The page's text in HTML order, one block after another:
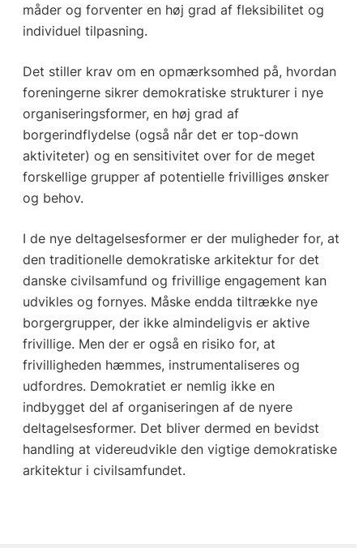
måder og forventer en høj grad af fleksibilitet og
individuel tilpasning.
Det stiller krav om en opmærksomhed på, hvordan
foreningerne sikrer demokratiske strukturer i nye
organiseringsformer, en høj grad af
borgerindflydelse (også når det er top-down
aktiviteter) og en sensitivitet over for de meget
forskellige grupper af potentielle frivilliges ønsker
og behov.
I de nye deltagelsesformer er der muligheder for, at
den traditionelle demokratiske arkitektur for det
danske civilsamfund og frivillige engagement kan
udvikles og fornyes. Måske endda tiltrække nye
borgergrupper, der ikke almindeligvis er aktive
frivillige. Men der er også en risiko for, at
frivilligheden hæmmes, instrumentaliseres og
udfordres. Demokratiet er nemlig ikke en
indbygget del af organiseringen af de nyere
deltagelsesformer. Det bliver dermed en bevidst
handling at videreudvikle den vigtige demokratiske
arkitektur i civilsamfundet.